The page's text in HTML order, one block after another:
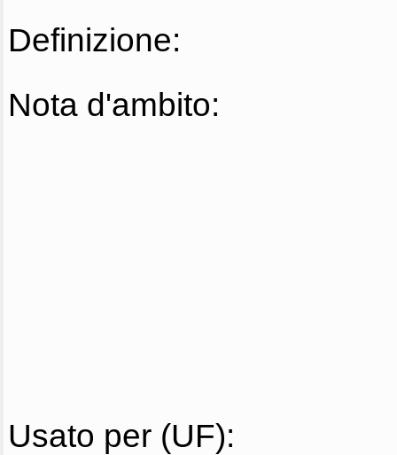
Definizione:
Nota d'ambito:
Usato per (UF):